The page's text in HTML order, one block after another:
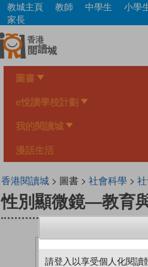
Skip
main
content
教城主頁 教師 中學生
小學
家長
圖書
e悅讀學校計劃
我的閱讀城
漫話生活
香港閱讀城> 圖書 > 社會科學 >
性別顯微鏡—教育
請登入以享受個人化閱讀